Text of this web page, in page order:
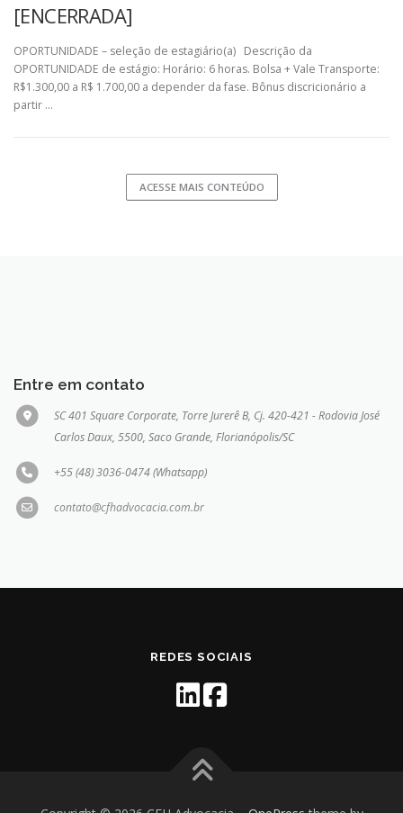
[ENCERRADA]
OPORTUNIDADE – seleção de estagiário(a) Descrição da
OPORTUNIDADE de estágio: Horário: 6 horas. Bolsa + Vale Transporte:
R$1.300,00 a R$ 1.700,00 a depender da fase. Bônus discricionário a
partir …
ACESSE MAIS CONTEÚDO
Entre em contato
SC 401 Square Corporate, Torre Jurerê B, Cj. 420-421 - Rodovia José
Carlos Daux, 5500, Saco Grande, Florianópolis/SC
+55 (48) 3036-0474 (Whatsapp)
contato@cfhadvocacia.com.br
REDES SOCIAIS